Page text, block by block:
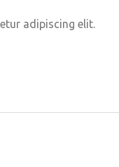
adipiscing elit.